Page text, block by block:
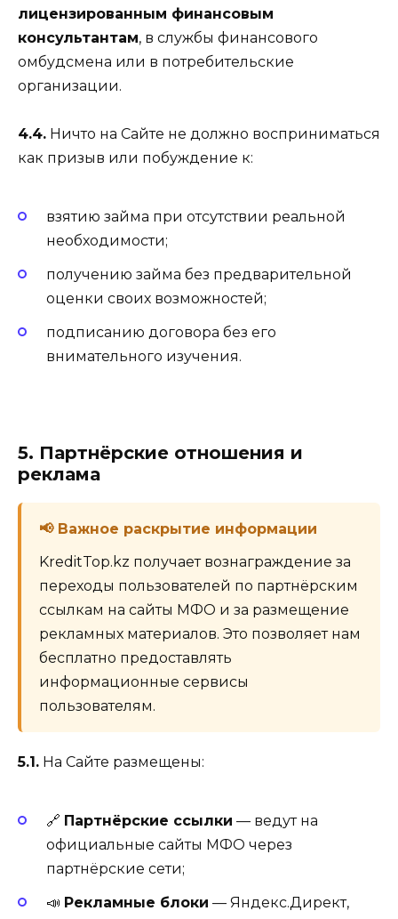
лицензированным финансовым
консультантам, в службы финансового
омбудсмена или в потребительские
организации.
4.4. Ничто на Сайте не должно восприниматься
как призыв или побуждение к:
взятию займа при отсутствии реальной
необходимости;
получению займа без предварительной
оценки своих возможностей;
подписанию договора без его
внимательного изучения.
5. Партнёрские отношения и
реклама
📢 Важное раскрытие информации
KreditTop.kz получает вознаграждение за
переходы пользователей по партнёрским
ссылкам на сайты МФО и за размещение
рекламных материалов. Это позволяет нам
бесплатно предоставлять
информационные сервисы
пользователям.
5.1. На Сайте размещены:
🔗 Партнёрские ссылки — ведут на
официальные сайты МФО через
партнёрские сети;
📣 Рекламные блоки — Яндекс.Директ,